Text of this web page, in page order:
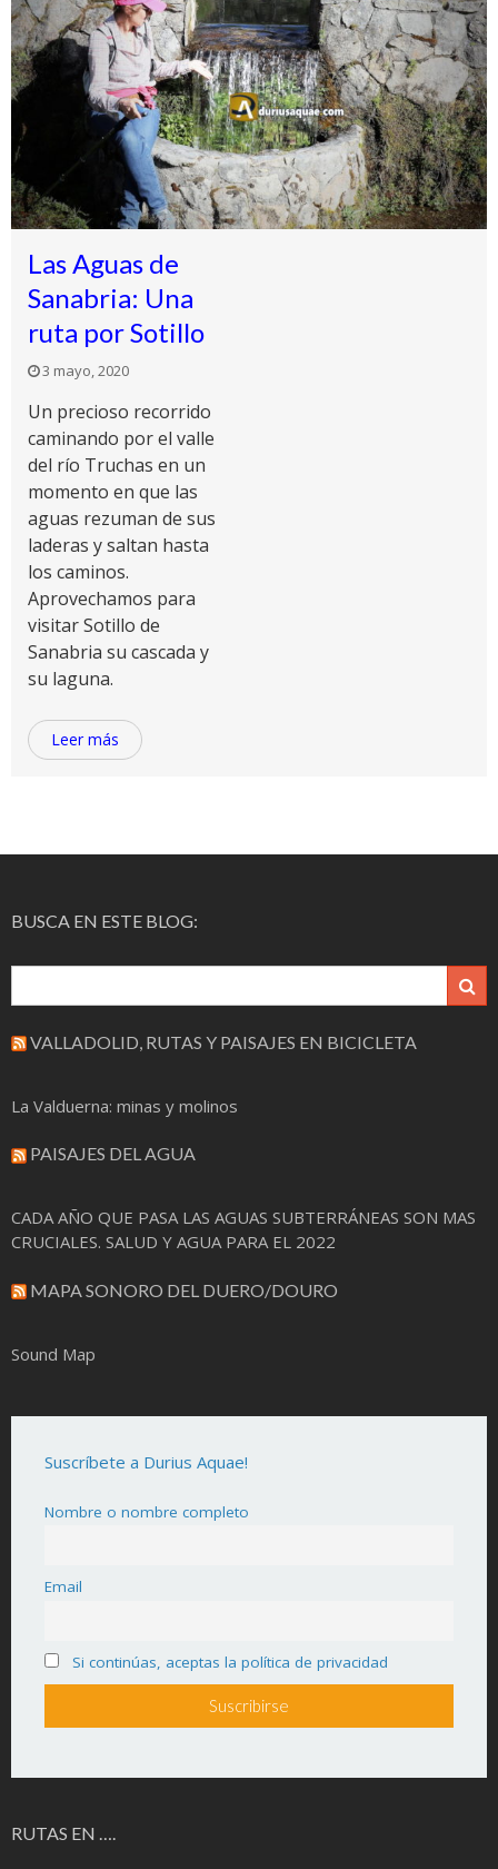
Las Aguas de
Sanabria: Una
ruta por Sotillo
3 mayo, 2020
Un precioso recorrido
caminando por el valle
del río Truchas en un
momento en que las
aguas rezuman de sus
laderas y saltan hasta
los caminos.
Aprovechamos para
visitar Sotillo de
Sanabria su cascada y
su laguna.
Leer más
BUSCA EN ESTE BLOG:
VALLADOLID, RUTAS Y PAISAJES EN BICICLETA
La Valduerna: minas y molinos
PAISAJES DEL AGUA
CADA AÑO QUE PASA LAS AGUAS SUBTERRÁNEAS SON MAS
CRUCIALES. SALUD Y AGUA PARA EL 2022
MAPA SONORO DEL DUERO/DOURO
Sound Map
Suscríbete a Durius Aquae!
Nombre o nombre completo
Email
Si continúas, aceptas la política de privacidad
RUTAS EN ….